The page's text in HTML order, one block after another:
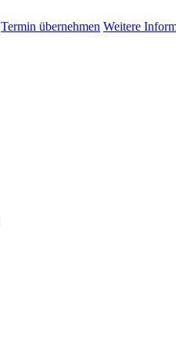
Termin übernehmen Weitere